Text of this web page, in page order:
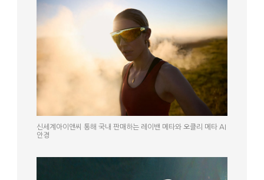
신세계아이앤씨 통해 국내 판매하는 레이밴 메타와 오클리 메타 AI
안경